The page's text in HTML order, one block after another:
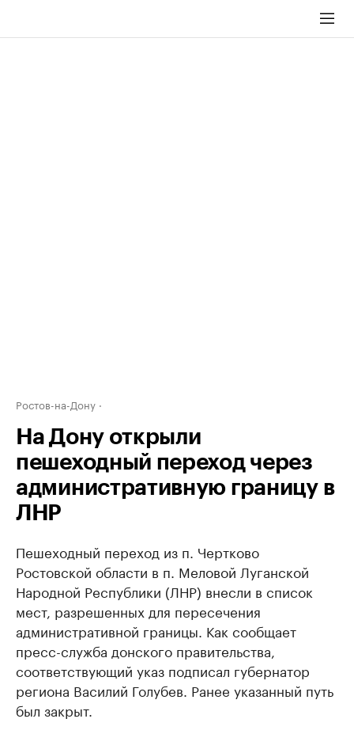
Ростов-на-Дону
На Дону открыли
пешеходный переход через
административную границу в
ЛНР
Пешеходный переход из п. Чертково
Ростовской области в п. Меловой Луганской
Народной Республики (ЛНР) внесли в список
мест, разрешенных для пересечения
административной границы. Как сообщает
пресс-служба донского правительства,
соответствующий указ подписал губернатор
региона Василий Голубев. Ранее указанный путь
был закрыт.